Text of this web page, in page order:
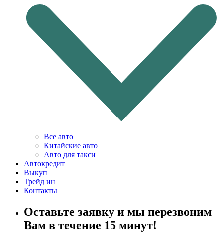
Все авто
Китайские авто
Авто для такси
Автокредит
Выкуп
Трейд ин
Контакты
Оставьте заявку и мы перезвоним
Вам в течение 15 минут!